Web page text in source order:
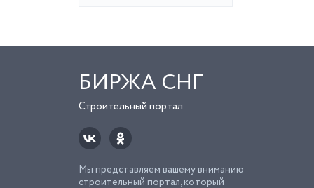
БИРЖА СНГ
Строительный портал
Мы представляем вашему вниманию
строительный портал, который